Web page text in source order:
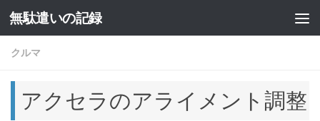
コンテンツへスキップ
無駄遣いの記録
クルマ
アクセラのアライメント調整